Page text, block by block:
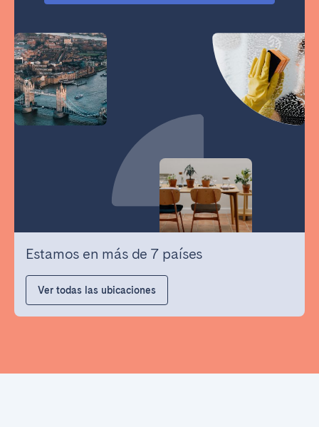
Estamos en más de 7 países
Ver todas las ubicaciones